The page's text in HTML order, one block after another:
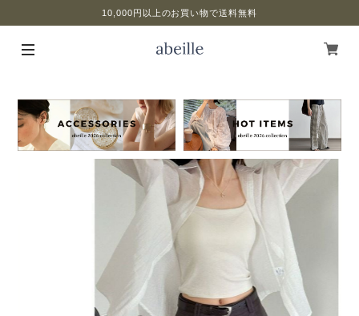
10,000円以上のお買い物で送料無料